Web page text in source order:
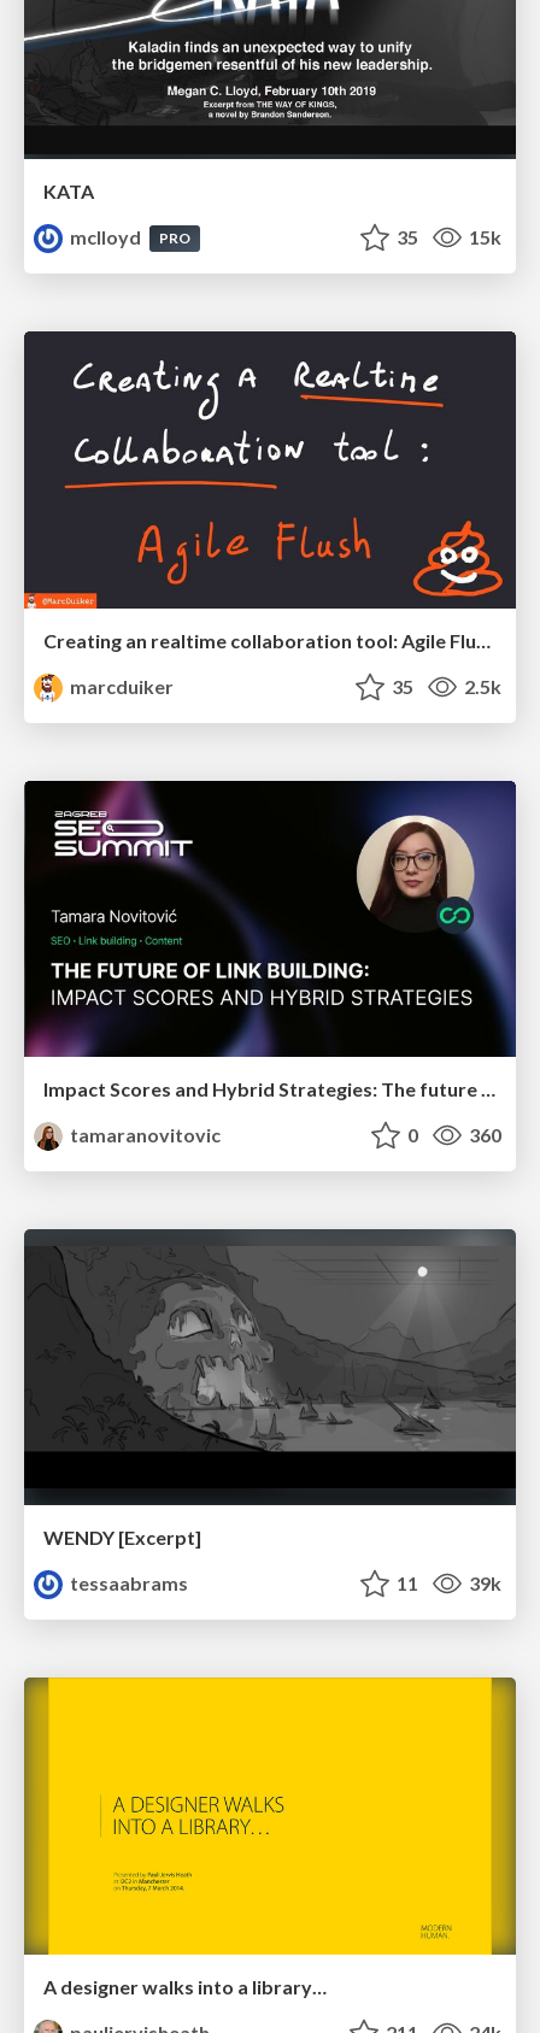
KATA
mclloyd
PRO 35 15k
marcduiker
35 2.5k
Impact Scores and Hybrid Strategies: The future of link building
tamaranovitovic
0 360
WENDY [Excerpt]
tessaabrams
11 39k
A designer walks into a library…